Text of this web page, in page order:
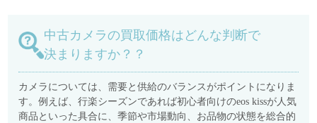
中古カメラの買取価格はどんな判断で
決まりますか？？
カメラについては、需要と供給のバランスがポイントになりま
す。例えば、行楽シーズンであれば初心者向けのeos kissが人気
商品といった具合に、季節や市場動向、お品物の状態を総合的